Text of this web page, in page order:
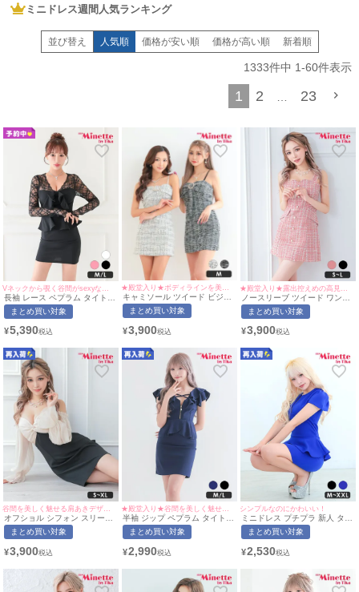
あなたにぴったりのミニドレスが見つかるはず！
ミニドレスと一言で言ってもたくさんの種類があります。
あなたの強みを活かせるドレスや
5月・6月の初夏シーズンに向けて、myMinetteでは、涼しげな肌魅せが叶うオ
ミニなど、
夏に向けた最新トレンドドレスをどこよりも早くアップデートしています。
賢く激安で、毎日の出勤コーデを爽やかにブラッシュアップ！
〜￥10,000
フレアミニ
ジップドレス
韓国 ビッグサイズ
ネイビー ベージュ
イエロー
レッド
パープル
レース
XSサイズ
Mサイズ Lサイズ
XXLサイズ
XXXLサイズ XXXXLサイズ
XXXXXLサイズ
ミニドレス週間人気ランキング
並び替え 人気順 価格が安い順 価格が高い順 新着順
1333件中 1-60件表示
1 2 … 23
長袖 レース ペプラム タイト
ミニドレス (あいみん着用/M~L
サイズ対応) | myMinette/マイ
まとめ買い対象
¥5,390
キャミソール ツイード ビジュ
ー Luvique (あおぽん・れいた
ぴ着用/Mサイズ対応) |
まとめ買い対象
¥3,900
ノースリーブ ツイード ワンピ
ース フレア ミニドレス
Luvique (せいせい着用/S~Lサ
ネット
まとめ買い対象
¥3,900
谷間を美しく魅せる肩あきデザイン！
オフショル シフォン スリーブ
タイト ミニドレス (せいせい着
用/S~XLサイズ対応)
まとめ買い対象
¥3,900
★殿堂入り★谷間を美しく魅せるクロスデザイン♡
半袖 ジップ ペプラム タイト
ミニドレス (ひなたまる着
用/M~Lサイズ対応) myMinette/
まとめ買い対象
¥2,990
シンプルなのにかわいい！
ミニドレス プチプラ 新人 タイ
ト ペプラム セクシー 半袖 低
身長 谷間 青 キャバドレス (ひ
応) | myMinette/マイミネット
まとめ買い対象
¥2,530